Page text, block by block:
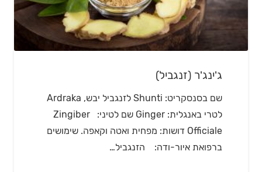
ג'ינג'ר (זנגביל)
שם בסנסקריט: Shunti לזנגביל יבש, Ardraka
לטרי באנגלית: Ginger שם לטיני: Zingiber
Officiale דושות: מפחית ואטה וקאפה. שימושים
ברפואת איור-ודה: הזנגביל…